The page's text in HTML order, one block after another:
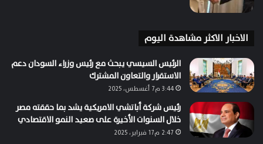
الاخبار الاكثر مشاهدة اليوم
الرئيس السيسي يبحث مع رئيس وزراء السودان دعم
الاستقرار والتعاون المشترك
3:44 م7 أغسطس، 2025
رئيس شركة أباتشي الامريكية يشد بما حققته مصر
خلال السنوات الأخيرة على صعيد النمو الاقتصادي
2:47 م17 فبراير، 2025